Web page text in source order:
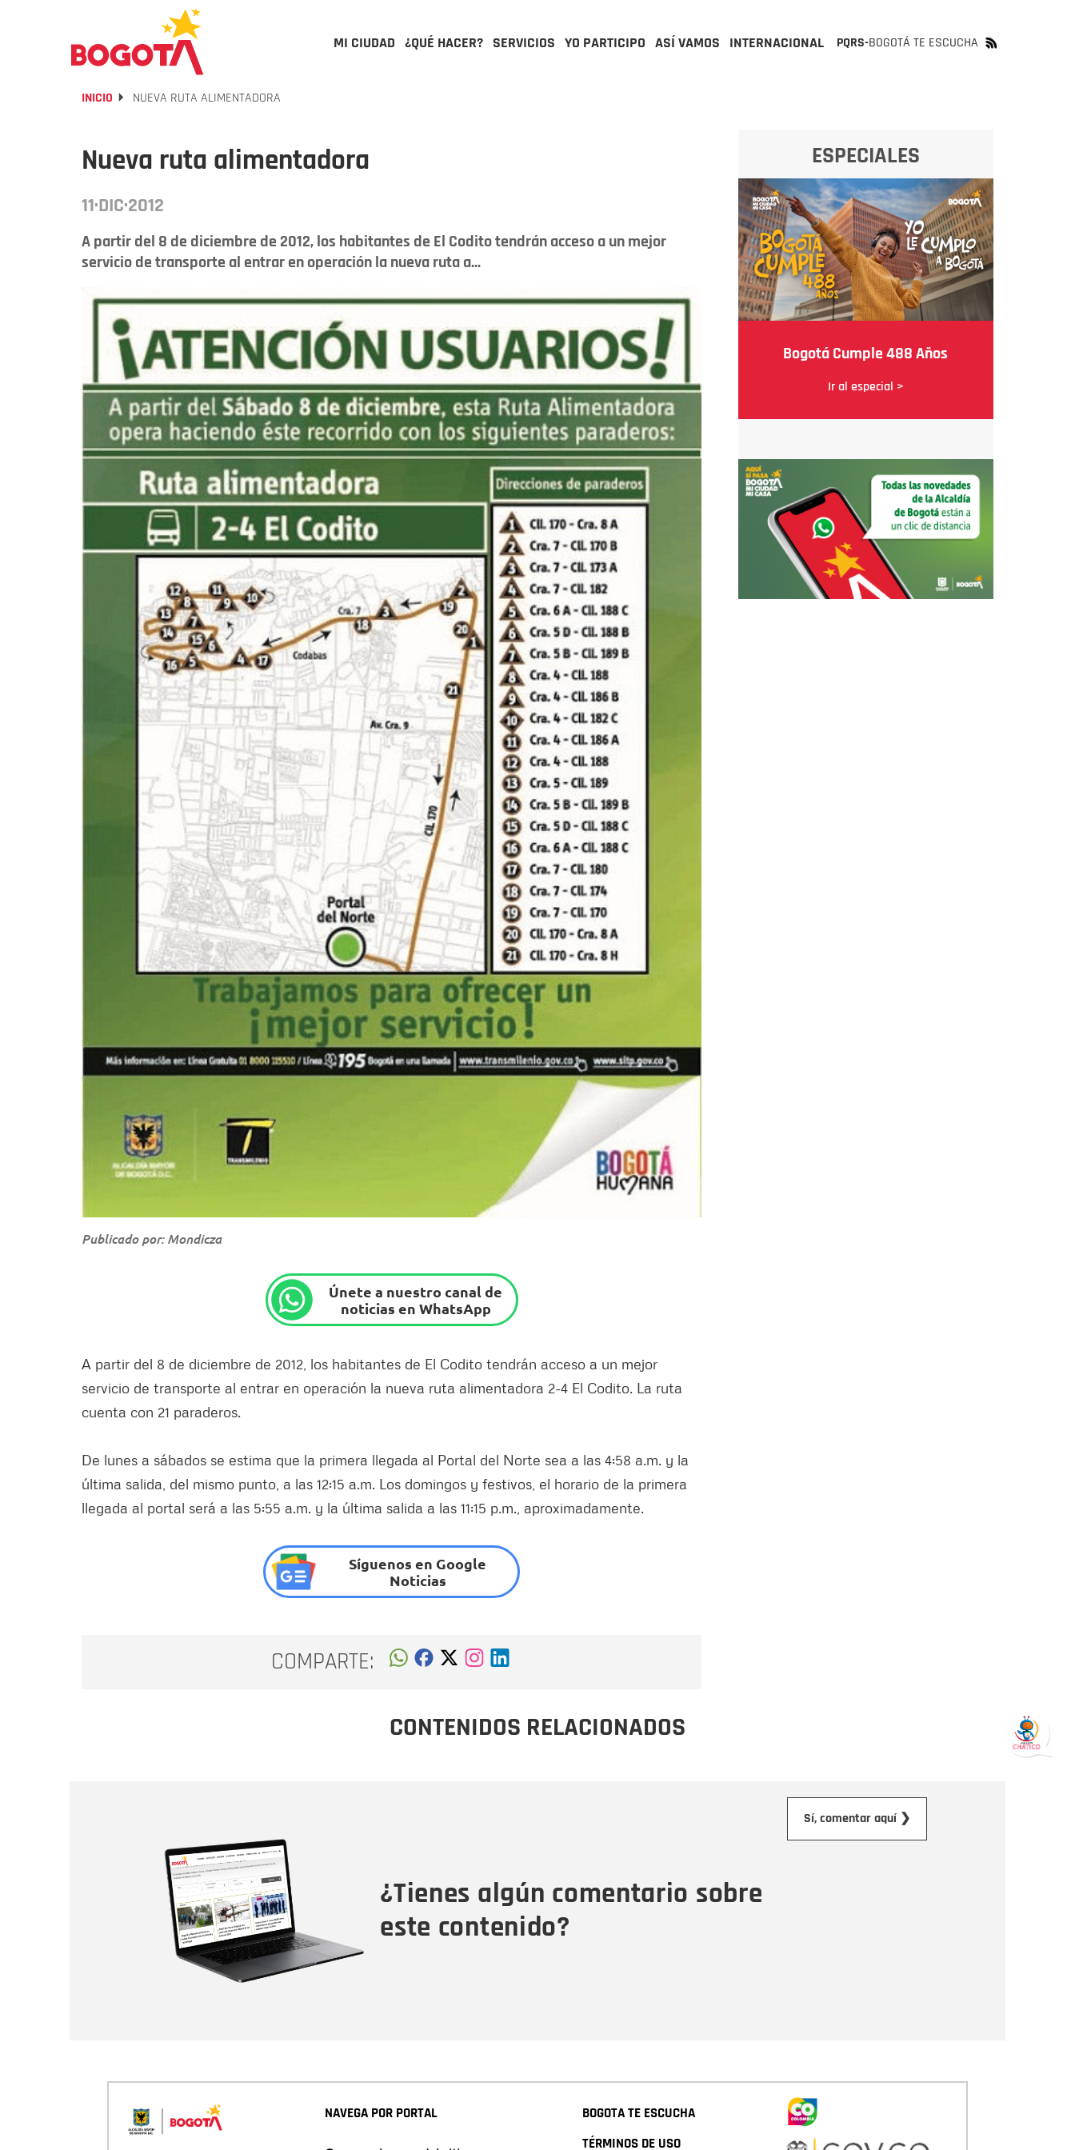
MI CIUDAD ¿QUÉ HACER? SERVICIOS YO PARTICIPO ASÍ VAMOS INTERNACIONAL PQRS-BOGOTÁ TE ESCUCHA
INICIO NUEVA RUTA ALIMENTADORA
Nueva ruta alimentadora
11·DIC·2012
A partir del 8 de diciembre de 2012, los habitantes de El Codito tendrán acceso a un mejor
servicio de transporte al entrar en operación la nueva ruta a...
Publicado por: Mondicza
Únete a nuestro canal de
noticias en WhatsApp
A partir del 8 de diciembre de 2012, los habitantes de El Codito tendrán acceso a un mejor
servicio de transporte al entrar en operación la nueva ruta alimentadora 2-4 El Codito. La ruta
cuenta con 21 paraderos.
De lunes a sábados se estima que la primera llegada al Portal del Norte sea a las 4:58 a.m. y la
última salida, del mismo punto, a las 12:15 a.m. Los domingos y festivos, el horario de la primera
llegada al portal será a las 5:55 a.m. y la última salida a las 11:15 p.m., aproximadamente.
Síguenos en Google
Noticias
COMPARTE:
ESPECIALES
Bogotá Cumple 488 Años
Ir al especial >
CONTENIDOS RELACIONADOS
¿Tienes algún comentario sobre
este contenido?
Sí, comentar aquí ❯
NAVEGA POR PORTAL
BOGOTA TE ESCUCHA
TÉRMINOS DE USO